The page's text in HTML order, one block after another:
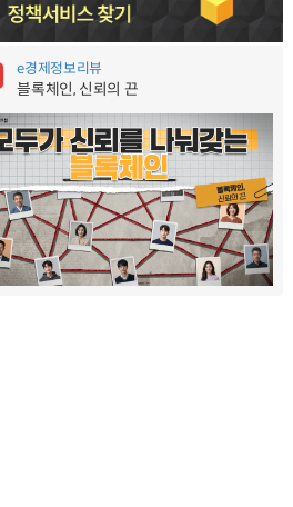
e경제정보리뷰
블록체인, 신뢰의 끈